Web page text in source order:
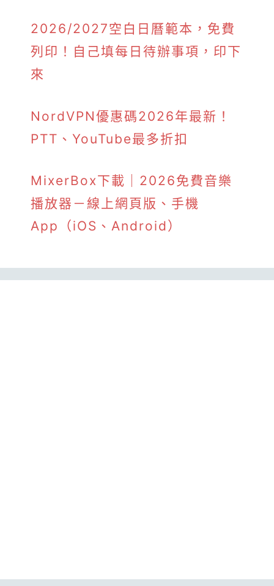
2026/2027空白日曆範本，免費
列印！自己填每日待辦事項，印下
來
NordVPN優惠碼2026年最新！
PTT、YouTube最多折扣
MixerBox下載｜2026免費音樂
播放器－線上網頁版、手機
App（iOS、Android）